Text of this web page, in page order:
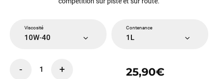
Viscosité
10W‑40
Contenance
1L
- 1 + 25,90€